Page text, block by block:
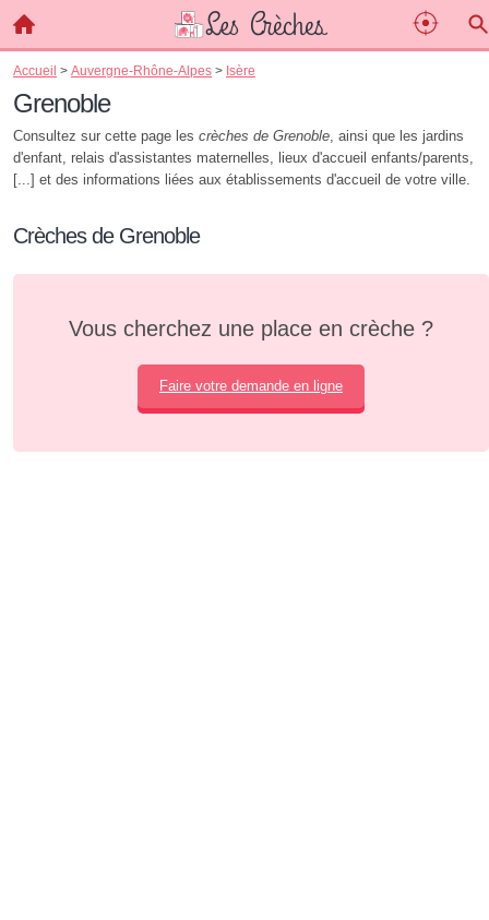
Accueil > Auvergne-Rhône-Alpes > Isère
Grenoble
Consultez sur cette page les crèches de Grenoble, ainsi que les jardins
d'enfant, relais d'assistantes maternelles, lieux d'accueil enfants/parents,
[...] et des informations liées aux établissements d'accueil de votre ville.
Crèches de Grenoble
Vous cherchez une place en crèche ?
Faire votre demande en ligne